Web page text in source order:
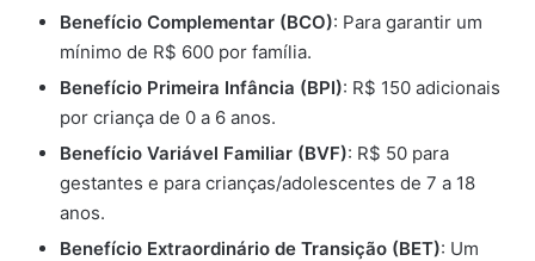
Benefício Complementar (BCO): Para garantir um
mínimo de R$ 600 por família.
Benefício Primeira Infância (BPI): R$ 150 adicionais
por criança de 0 a 6 anos.
Benefício Variável Familiar (BVF): R$ 50 para
gestantes e para crianças/adolescentes de 7 a 18
anos.
Benefício Extraordinário de Transição (BET): Um